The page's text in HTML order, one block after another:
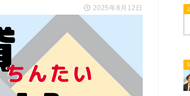
2025年8月12日 2
3